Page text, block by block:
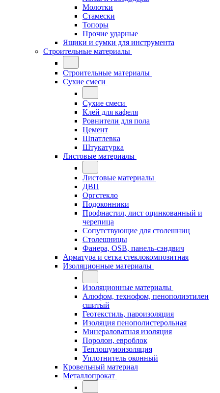
Молотки
Стамески
Топоры
Прочие ударные
Ящики и сумки для инструмента
Строительные материалы
Строительные материалы
Сухие смеси
Сухие смеси
Клей для кафеля
Ровнители для пола
Цемент
Шпатлевка
Штукатурка
Листовые материалы
Листовые материалы
ДВП
Оргстекло
Подоконники
Профнастил, лист оцинкованный и
черепица
Сопутствующие для столешниц
Столешницы
Фанера, OSB, панель-сэндвич
Арматура и сетка стеклокомпозитная
Изоляционные материалы
Изоляционные материалы
Алюфом, технофом, пенополиэтилен
сшитый
Геотекстиль, пароизоляция
Изоляция пенополистерольная
Минераловатная изоляция
Поролон, евроблок
Теплошумоизоляция
Уплотнитель оконный
Кровельный материал
Металлопрокат